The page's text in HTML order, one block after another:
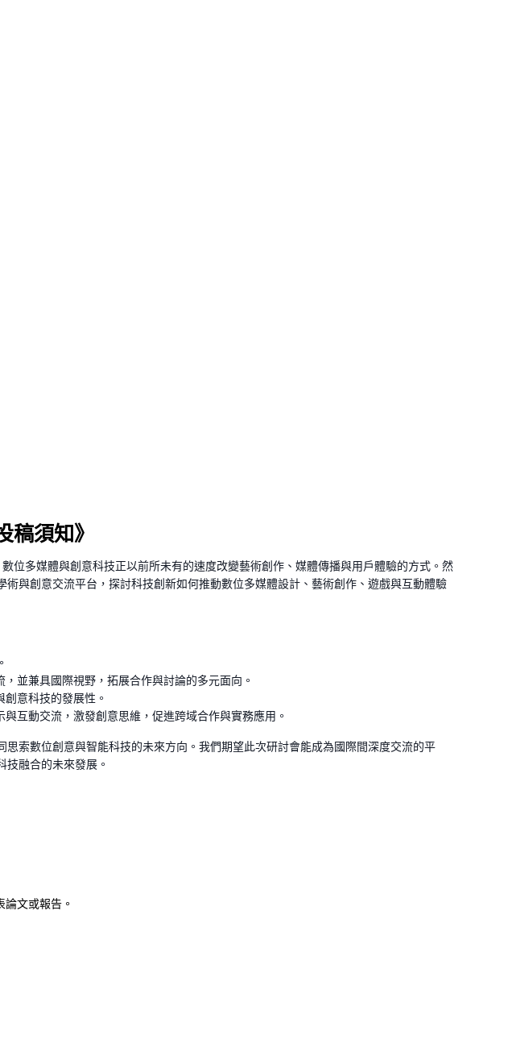
稿須知》
位多媒體與創意科技正以前所未有的速度改變藝術創作、媒體傳播與用戶體驗的方式。然
與創意交流平台，探討科技創新如何推動數位多媒體設計、藝術創作、遊戲與互動體驗
並兼具國際視野，拓展合作與討論的多元面向。
意科技的發展性。
互動交流，激發創意思維，促進跨域合作與實務應用。
索數位創意與智能科技的未來方向。我們期望此次研討會能成為國際間深度交流的平
融合的未來發展。
文或報告。